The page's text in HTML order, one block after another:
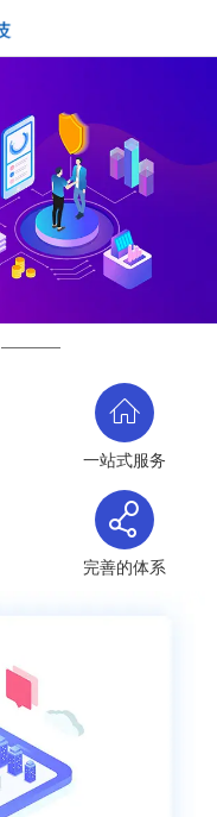
一站式服务
完善的体系